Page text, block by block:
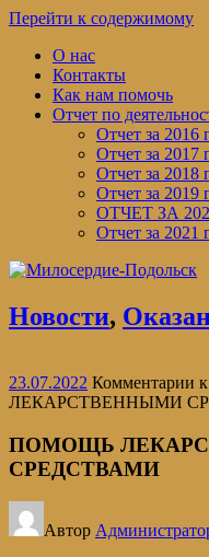
Перейти к содержимому
О нас
Контакты
Как нам помочь
Отчет по
Отчет за 2016
Отчет за 2017
Отчет за 2018
Отчет за 2019
ОТЧЕТ ЗА
Отчет за 2021
Новости,
23.07.2022 Комментарии
ЛЕКАРСТВЕННЫМИ
ПОМОЩЬ
СРЕДСТВАМИ
Автор